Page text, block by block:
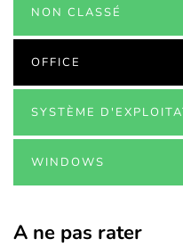
NON CLASSÉ
OFFICE
SYSTÈME
WINDOWS
A ne pas rater